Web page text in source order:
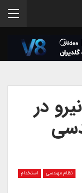
در
نظام مهندسی استخدام